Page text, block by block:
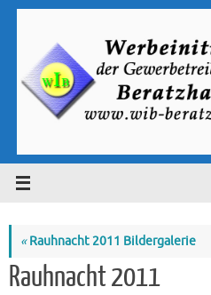
Zum
«Rauhnacht 2011 Bildergalerie
Rauhnacht 2011